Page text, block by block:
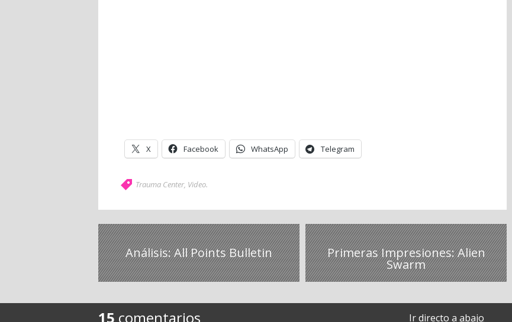
X Facebook WhatsApp Telegram
Trauma Center, Video.
Análisis: All Points Bulletin Primeras Impresiones: Alien
Swarm
15 comentarios Ir directo a abajo